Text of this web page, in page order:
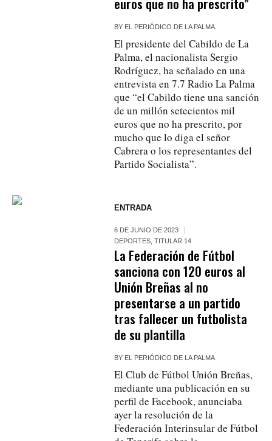
BY EL PERIÓDICO DE LA PALMA
El presidente del Cabildo de La
Palma, el nacionalista Sergio
Rodríguez, ha señalado en una
entrevista en 7.7 Radio La Palma
que “el Cabildo tiene una sanción
de un millón setecientos mil
euros que no ha prescrito, por
mucho que lo diga el señor
Cabrera o los representantes del
Partido Socialista”.
ENTRADA
6 DE JUNIO DE 2023
DEPORTES ,TITULAR 14
La Federación de Fútbol
sanciona con 120 euros al
Unión Breñas al no
presentarse a un partido
tras fallecer un futbolista
de su plantilla
BY EL PERIÓDICO DE LA PALMA
El Club de Fútbol Unión Breñas,
mediante una publicación en su
perfil de Facebook, anunciaba
ayer la resolución de la
Federación Interinsular de Fútbol